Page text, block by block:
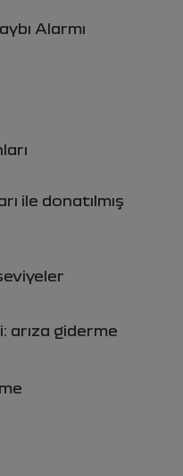
Alarmı
ile donatılmış
arıza giderme